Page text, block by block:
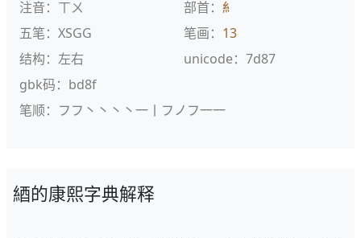
注音：ㄒㄨ
部首： 糹
五笔：XSGG
笔画： 13
结构：左右
unicode：7d87
gbk码：bd8f
笔顺：フフ丶丶丶丶一丨フノフ一一
綇的康熙字典解释